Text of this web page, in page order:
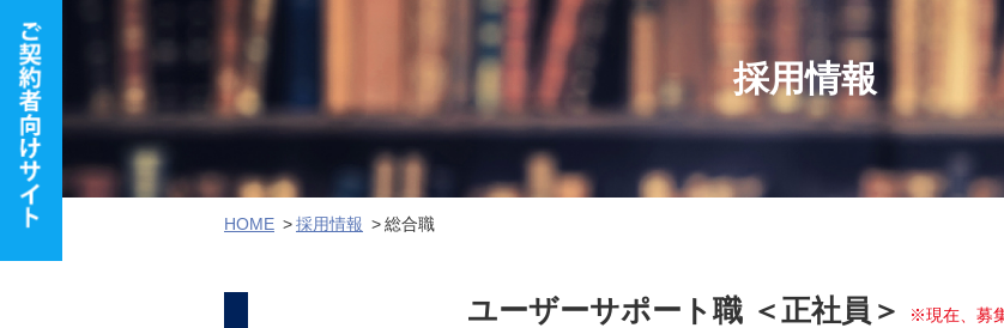
採用情報
HOME 採用情報 総合職
ユーザーサポート職 ＜正社員＞ ※現在、募